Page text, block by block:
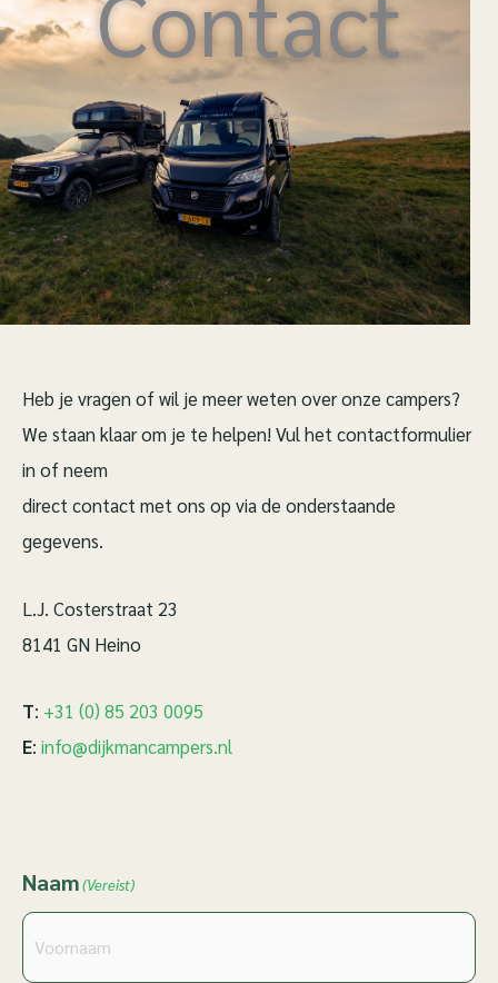
Heb je vragen of wil je meer weten over onze campers?
We staan klaar om je te helpen! Vul het contactformulier
in of neem
direct contact met ons op via de onderstaande
gegevens.
L.J. Costerstraat 23
8141 GN Heino
T: +31 (0) 85 203 0095
E: info@dijkmancampers.nl
Naam(Vereist)
Voornaam
Achternaam